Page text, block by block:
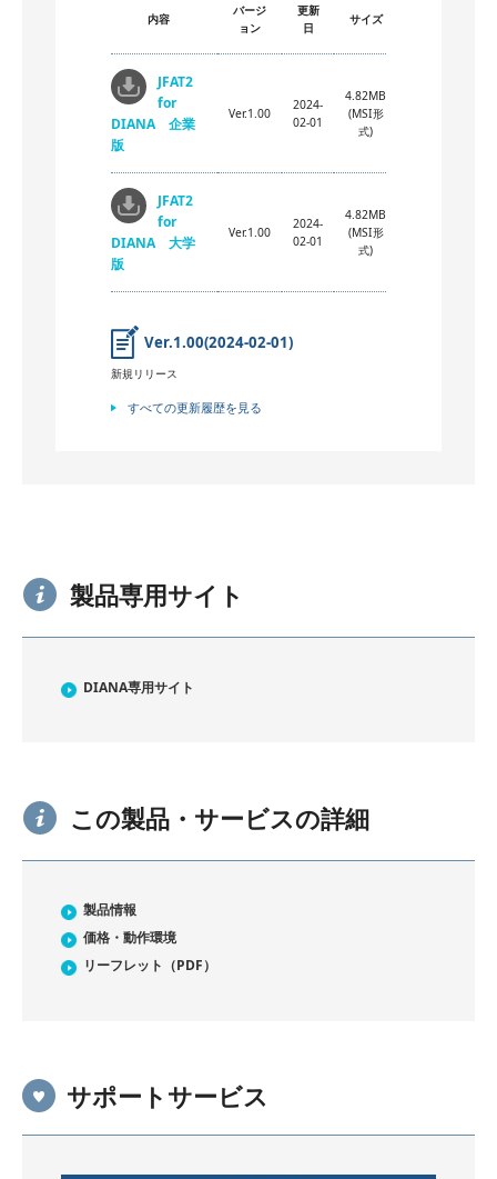
内容
バージ
ョン
更新
日
サイズ
JFAT2
for
DIANA 企業
版
Ver.1.00
2024-
02-01
4.82MB
(MSI形
式)
JFAT2
for
DIANA 大学
版
Ver.1.00
2024-
02-01
4.82MB
(MSI形
式)
Ver.1.00(2024-02-01)
新規リリース
すべての更新履歴を見る
製品専用サイト
DIANA専用サイト
この製品・サービスの詳細
製品情報
価格・動作環境
リーフレット（PDF）
サポートサービス